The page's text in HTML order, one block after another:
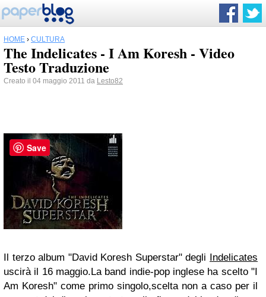
HOME › CULTURA
The Indelicates - I Am Koresh - Video
Testo Traduzione
Creato il 04 maggio 2011 da Lesto82
Il terzo album "David Koresh Superstar" degli Indelicates
uscirà il 16 maggio.La band indie-pop inglese ha scelto "I
Am Koresh" come primo singolo,scelta non a caso per il
Save